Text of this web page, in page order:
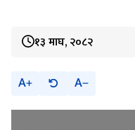
१३ माघ, २०८२
A A